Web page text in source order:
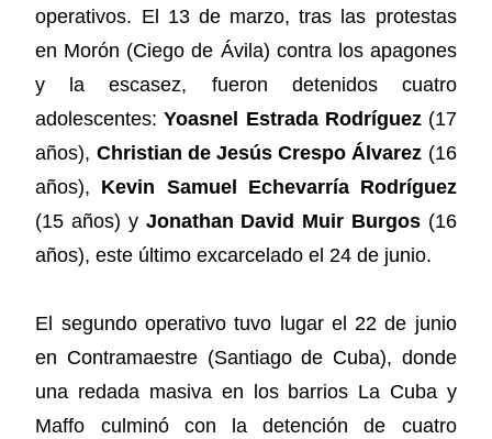
operativos. El 13 de marzo, tras las protestas
en Morón (Ciego de Ávila) contra los apagones
y la escasez, fueron detenidos cuatro
adolescentes:Yoasnel Estrada Rodríguez(17
años), Christian de Jesús Crespo Álvarez (16
años), Kevin Samuel Echevarría Rodríguez
(15 años) y Jonathan David Muir Burgos(16
años), este último excarcelado el 24 de junio.
El segundo operativo tuvo lugar el 22 de junio
en Contramaestre (Santiago de Cuba), donde
una redada masiva en los barrios La Cuba y
Maffo culminó con la detención de cuatro